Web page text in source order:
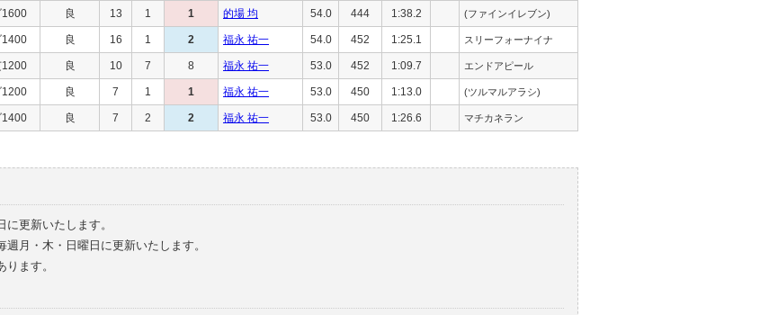
1600 良 13 1 1 的場 均 54.0 444 1:38.2 (ファインイレブン)
1400 良 16 1 2 福永 祐一 54.0 452 1:25.1 スリーフォーナイナ
1200 良 10 7 8 福永 祐一 53.0 452 1:09.7 エンドアピール
1200 良 7 1 1 福永 祐一 53.0 450 1:13.0 (ツルマルアラシ)
1400 良 7 2 2 福永 祐一 53.0 450 1:26.6 マチカネラン
更新いたします。
月・木・日曜日に更新いたします。
ます。